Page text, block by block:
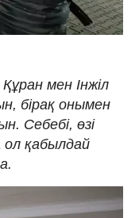
мен Інжіл
бірақ онымен
Себебі, өзі
ол қабылдай